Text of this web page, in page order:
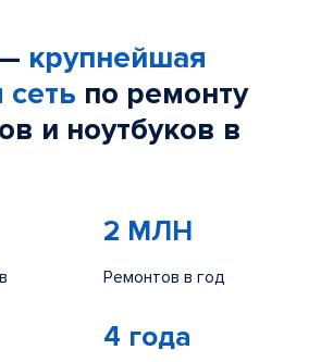
крупнейшая
сеть по ремонту
и ноутбуков в
2 МЛН
Ремонтов в год
4 года